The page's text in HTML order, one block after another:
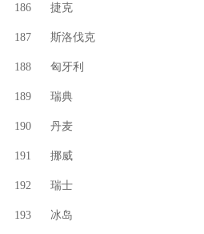
186 捷克
187 斯洛伐克
188 匈牙利
189 瑞典
190 丹麦
191 挪威
192 瑞士
193 冰岛